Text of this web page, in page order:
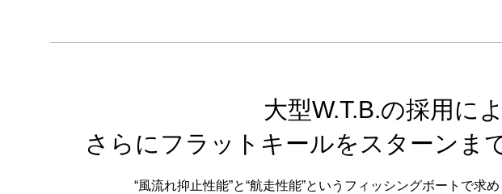
大型W.T.B.の採用に
さらにフラットキールをスターンま
“風流れ抑止性能”と“航走性能”というフィッシングボートで求